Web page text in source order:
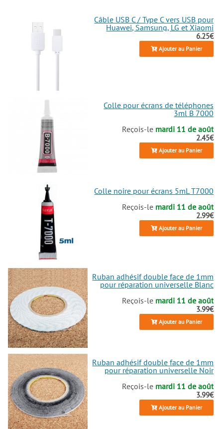
Câble USB C / Type C vers USB pour
Huawei, Samsung, LG et Xiaomi
6.25€
Ajouter au Panier
Colle pour écrans de téléphones
3ml B 7000
Reçois-le mardi 11 de août
2.45€
Ajouter au Panier
Colle noire pour écrans 5mL T7000
Reçois-le mardi 11 de août
2.99€
Ajouter au Panier
Ruban adhésif double face de 1mm
pour réparation universelle Blanc
Reçois-le mardi 11 de août
3.99€
Ajouter au Panier
Ruban adhésif double face de 1mm
pour réparation universelle Noir
Reçois-le mardi 11 de août
3.99€
Ajouter au Panier